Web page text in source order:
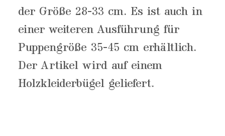
der Größe 28-33 cm. Es ist auch in
einer weiteren Ausführung für
Puppengröße 35-45 cm erhältlich.
Der Artikel wird auf einem
Holzkleiderbügel geliefert.